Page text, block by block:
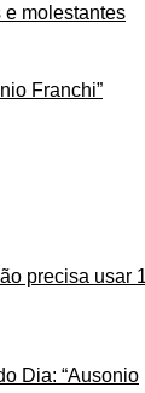
e molestantes
Franchi”
precisa usar
Dia: “Ausonio